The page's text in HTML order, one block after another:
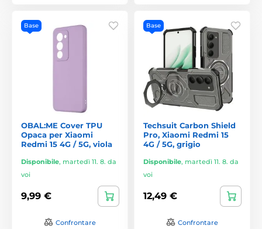
Base
OBAL:ME Cover TPU
Opaca per Xiaomi
Redmi 15 4G / 5G, viola
Disponibile, martedì 11. 8. da
voi
9,99 €
Confrontare
Base
Techsuit Carbon Shield
Pro, Xiaomi Redmi 15
4G / 5G, grigio
Disponibile, martedì 11. 8. da
voi
12,49 €
Confrontare